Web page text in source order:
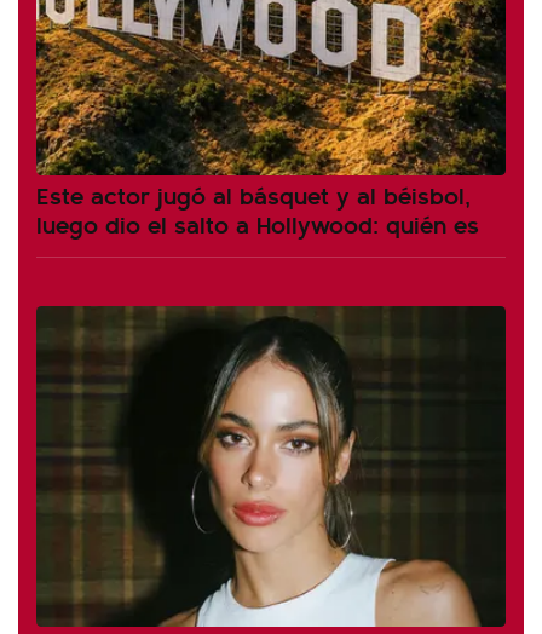
Este actor jugó al básquet y al béisbol,
luego dio el salto a Hollywood: quién es